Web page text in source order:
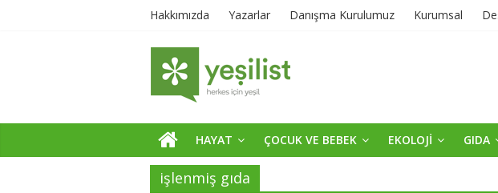
Hakkımızda Yazarlar Danışma Kurulumuz Kurumsal
HAYAT ÇOCUK VE BEBEK EKOLOJİ GIDA
işlenmiş gıda